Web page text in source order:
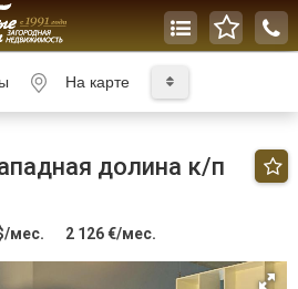
На карте
долина к/п
мес. 2 126 €/мес.